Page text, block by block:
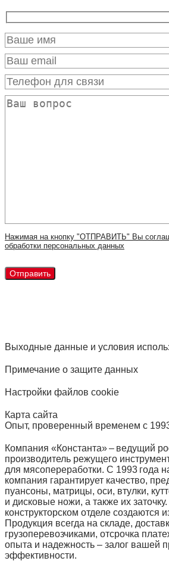
Нажимая на кнопку "ОТПРАВИТЬ" Вы
обработки персональных данных
Выходные данные и условия
Примечание о защите данных
Настройки файлов cookie
Карта сайта
Опыт, проверенный временем с
Компания «Константа» – ведущий
производитель режущего
для мясопереработки. С 1993 года
компания гарантирует качество,
пуансоны, матрицы, оси, втулки,
и дисковые ножи, а также их
конструкторском отделе создаются
Продукция всегда на складе,
грузоперевозчиками, отсрочка
опыта и надежность – залог вашей
эффективности.